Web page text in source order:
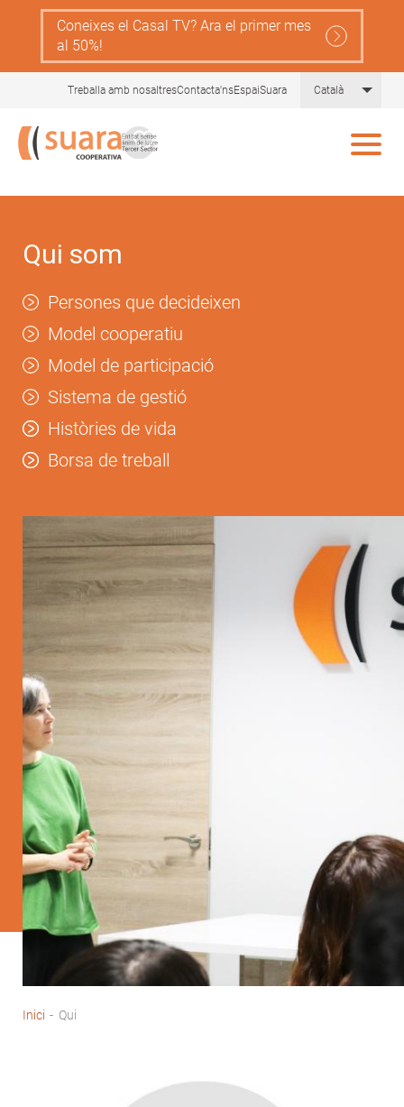
content
Coneixes el Casal TV? Ara el primer mes
al 50%!
Treballa amb nosaltresContacta'nsEspaiSuara Català List
Qui som
Persones que decideixen
Model cooperatiu
Model de participació
Sistema de gestió
Històries de vida
Borsa de treball
Inici - Qui